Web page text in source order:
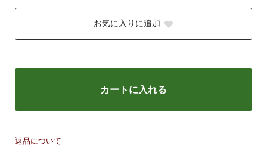
お気に入りに追加
カートに入れる
返品について